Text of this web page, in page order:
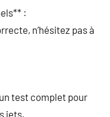
:
n’hésitez pas à
test complet pour
jets.